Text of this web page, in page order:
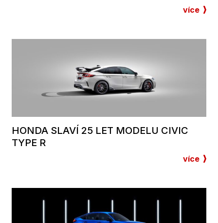
více
HONDA SLAVÍ 25 LET MODELU CIVIC
TYPE R
více